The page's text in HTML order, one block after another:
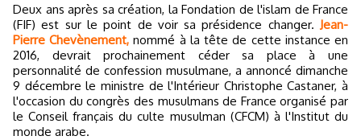
Deux ans après sa création, la Fondation de l'islam de France
(FIF) est sur le point de voir sa présidence changer.Jean-
Pierre Chevènement, nommé à la tête de cette instance en
2016, devrait prochainement céder sa place à une
personnalité de confession musulmane, a annoncé dimanche
9 décembre le ministre de l'Intérieur Christophe Castaner, à
l'occasion du congrès des musulmans de France organisé par
le Conseil français du culte musulman (CFCM) à l'Institut du
monde arabe.